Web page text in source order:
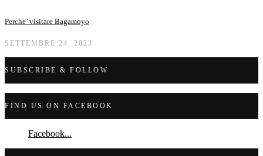
Perche’ visitare Bagamoyo
SETTEMBRE 24, 2023
SUBSCRIBE & FOLLOW
FIND US ON FACEBOOK
Facebook...